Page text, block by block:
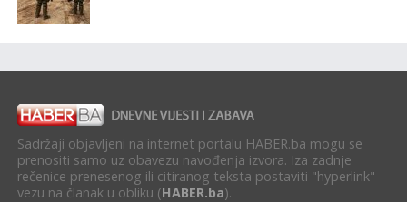
Sadržaji objavljeni na internet portalu HABER.ba mogu se
prenositi samo uz obavezu navođenja izvora. Iza zadnje
rečenice prenesenog ili citiranog teksta postaviti "hyperlink"
vezu na članak u obliku (HABER.ba).